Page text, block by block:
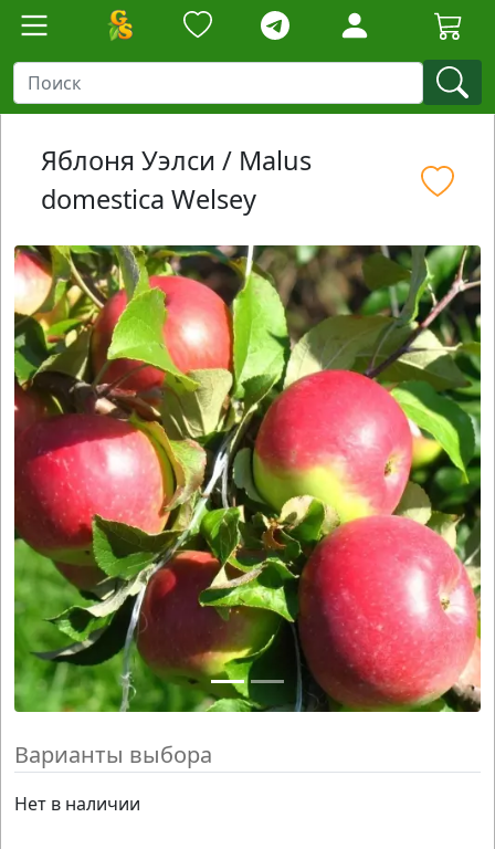
Яблоня Уэлси / Malus
domestica Welsey
Варианты выбора
Нет в наличии